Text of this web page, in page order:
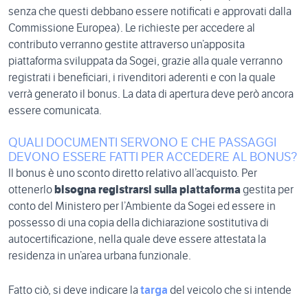
senza che questi debbano essere notificati e approvati dalla
Commissione Europea). Le richieste per accedere al
contributo verranno gestite attraverso un’apposita
piattaforma sviluppata da Sogei, grazie alla quale verranno
registrati i beneficiari, i rivenditori aderenti e con la quale
verrà generato il bonus. La data di apertura deve però ancora
essere comunicata.
QUALI DOCUMENTI SERVONO E CHE PASSAGGI
DEVONO ESSERE FATTI PER ACCEDERE AL BONUS?
Il bonus è uno sconto diretto relativo all’acquisto. Per
ottenerlo bisogna registrarsi sulla piattaforma gestita per
conto del Ministero per l’Ambiente da Sogei ed essere in
possesso di una copia della dichiarazione sostitutiva di
autocertificazione, nella quale deve essere attestata la
residenza in un’area urbana funzionale.
Fatto ciò, si deve indicare latarga del veicolo che si intende